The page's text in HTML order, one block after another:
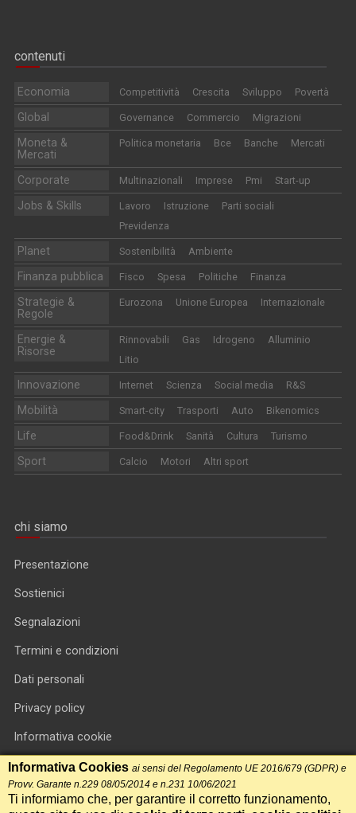
contenuti
Economia Competitività Crescita Sviluppo Povertà
Global Governance Commercio Migrazioni
Moneta &
Mercati
Politica monetaria Bce Banche Mercati
Corporate Multinazionali Imprese Pmi Start-up
Jobs & Skills Lavoro Istruzione
Parti sociali
Previdenza
Planet Sostenibilità Ambiente
Finanza pubblica Fisco Spesa Politiche Finanza
Strategie &
Regole
Eurozona Unione Europea Internazionale
Energie &
Risorse
Rinnovabili Gas Idrogeno
Alluminio
Litio
Innovazione Internet Scienza Social media R&S
Mobilità Smart-city Trasporti Auto Bikenomics
Life Food&Drink Sanità Cultura Turismo
Sport Calcio Motori Altri sport
chi siamo
Presentazione
Sostienici
Segnalazioni
Termini e condizioni
Dati personali
Privacy policy
Informativa cookie
RSS feed
RSS Top News
Informativa Cookies ai sensi del Regolamento UE 2016/679 (GDPR) e
Provv. Garante n.229 08/05/2014 e n.231 10/06/2021
Ti informiamo che, per garantire il corretto funzionamento,